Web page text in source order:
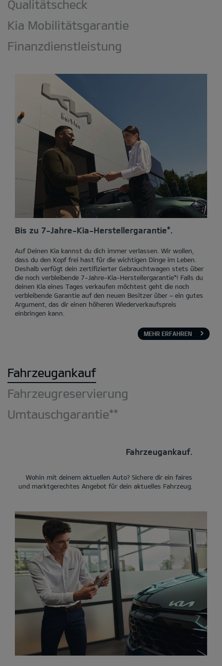
Qualitätscheck
Kia Mobilitätsgarantie
Finanzdienstleistung
Bis zu 7-Jahre-Kia-Herstellergarantie*.
Auf Deinen Kia kannst du dich immer verlassen. Wir wollen,
dass du den Kopf frei hast für die wichtigen Dinge im Leben.
Deshalb verfügt dein zertifizierter Gebrauchtwagen stets über
die noch verbleibende 7-Jahre-Kia-Herstellergarantie*! Falls du
deinen Kia eines Tages verkaufen möchtest geht die noch
verbleibende Garantie auf den neuen Besitzer über – ein gutes
Argument, das dir einen höheren Wiederverkaufspreis
einbringen kann.
MEHR ERFAHREN
Fahrzeugankauf
Fahrzeugreservierung
Umtauschgarantie**
Fahrzeugankauf.
Wohin mit deinem aktuellen Auto? Sichere dir ein faires
und marktgerechtes Angebot für dein aktuelles Fahrzeug.